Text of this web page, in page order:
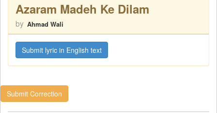
Azaram Madeh Ke Dilam
by Ahmad Wali
Submit lyric in English text
Submit Correction